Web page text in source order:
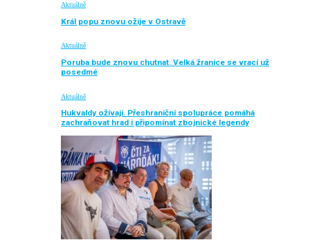
Aktuálně
Král popu znovu ožije v Ostravě
Aktuálně
Poruba bude znovu chutnat. Velká žranice se vrací už
posedmé
Aktuálně
Hukvaldy ožívají. Přeshraniční spolupráce pomáhá
zachraňovat hrad i připomínat zbojnické legendy